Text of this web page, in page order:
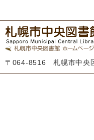
〒064-8516 札幌市中央